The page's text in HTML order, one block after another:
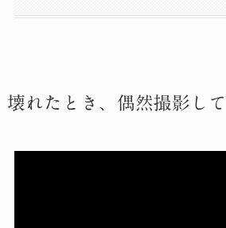
壊れたとき、偶然撮影し